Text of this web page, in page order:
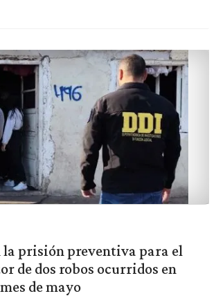
prisión preventiva para el
de dos robos ocurridos en
de mayo